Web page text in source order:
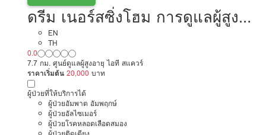
ดรีม เนอร์สซิ่งโฮม การดูแลผู้สูง
อายุหรือผู้มีภาวะพึ่งพิง
EN
TH
0.0
7.7 กม. ศูนย์ดูแลผู้สูงอายุ ไอที สแควร์
ราคาเริ่มต้น 20,000 บาท
ผู้ป่วยที่ให้บริการได้
ผู้ป่วยอัมพาต อัมพฤกษ์
ผู้ป่วยอัลไซเมอร์
ผู้ป่วยโรคหลอดเลือดสมอง